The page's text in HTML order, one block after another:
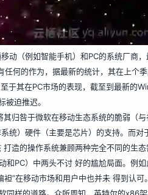
动（例如智能手机）和PC的系统厂商
何的作为，据最新的统计，其在上个
于其在PC市场的表现，截至到最新的
迫推迟。
归咎于微软在移动生态系统的脆弱（
统）硬件（主要是芯片）的支持。而对
造的操作系统兼顾两种完全不同的生
和PC）中两头不讨 好的尴尬局面。例
”在移动市场和用户中也并未 得到认可。